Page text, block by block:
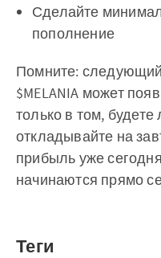
Сделайте
пополнение
Помните: следующий
$MELANIA может
только в том,
откладывайте на
прибыль уже
начинаются прямо
Теги